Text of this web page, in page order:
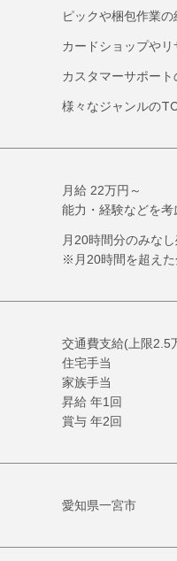
ピックや梱包作業
カードショップや
カスタマーサポー
様々なジャンルの
月給 22万円～
能力・経験などを
月20時間分のみな
※月20時間を超え
交通費支給(上限2.5
住宅手当
家族手当
昇給 年1回
賞与 年2回
愛知県一宮市